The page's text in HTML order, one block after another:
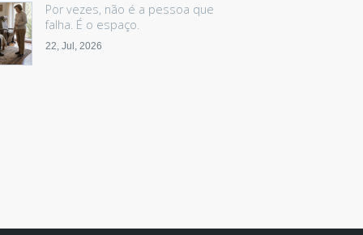
Por vezes, não é a pessoa que
falha. É o espaço.
22, Jul, 2026